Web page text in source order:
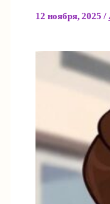
12 ноября, 2025 /